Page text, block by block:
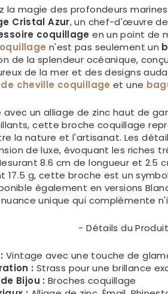
la magie des profondeurs
Cristal Azur, un chef-d'œuvre
coquillage en un point de
n'est pas seulement un
de la splendeur océanique,
de la mer et des designs
cheville coquillage et une
avec un alliage de zinc haut de
cette broche coquillage
la nature et l'artisanat. Les
de luxe, évoquant les riches
8.6 cm de longueur et 2.5
17.5 g, cette broche est un
également en versions
unique qui complémente
- Détails du
Vintage avec une touche de
: Strass pour une brillance
Bijou : Broches coquillage